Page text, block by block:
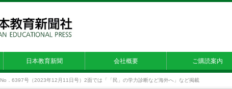
日本教育新聞 会社概要 ご購読案内
No．6397号（2023年12月11日号）2面では「「民」の学力診断など海外へ」など掲載